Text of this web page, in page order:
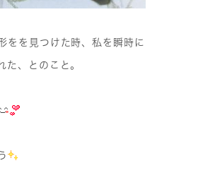
を見つけた時、私を瞬時に
た、とのこと。